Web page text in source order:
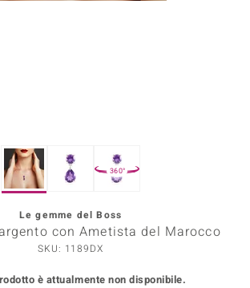
360°
Le gemme del Boss
con Ametista del Marocco
SKU: 1189DX
è attualmente non disponibile.